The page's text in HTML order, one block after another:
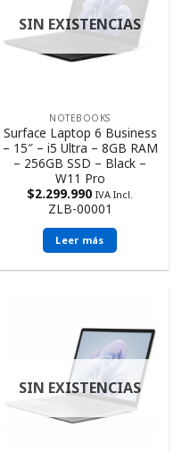
SIN EXISTENCIAS
NOTEBOOKS
Surface Laptop 6 Business
– 15″ – i5 Ultra – 8GB RAM
– 256GB SSD – Black –
W11 Pro
$2.299.990 IVA Incl.
ZLB-00001
Leer más
SIN EXISTENCIAS